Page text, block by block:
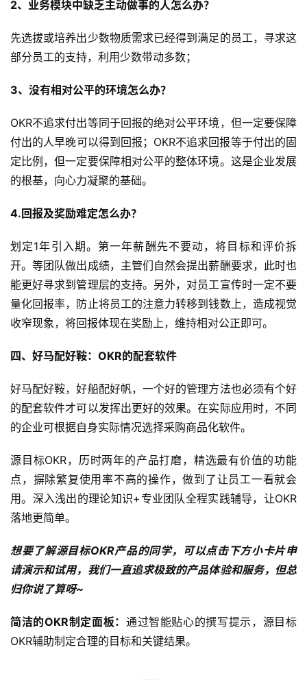
2、业务模块中缺乏主动做事的人怎么办？
先选拔或培养出少数物质需求已经得到满足的员工，寻求这
部分员工的支持，利用少数带动多数；
3、没有相对公平的环境怎么办？
OKR不追求付出等同于回报的绝对公平环境，但一定要保障
付出的人早晚可以得到回报；OKR不追求回报等于付出的固
定比例，但一定要保障相对公平的整体环境。这是企业发展
的根基，向心力凝聚的基础。
4.回报及奖励难定怎么办？
划定1年引入期。第一年薪酬先不要动，将目标和评价拆
开。等团队做出成绩，主管们自然会提出薪酬要求，此时也
能更好寻求到管理层的支持。另外，对员工宣传时一定不要
量化回报率，防止将员工的注意力转移到钱数上，造成视觉
收窄现象，将回报体现在奖励上，维持相对公正即可。
四、好马配好鞍：OKR的配套软件
好马配好鞍，好船配好帆，一个好的管理方法也必须有个好
的配套软件才可以发挥出更好的效果。在实际应用时，不同
的企业可根据自身实际情况选择采购商品化软件。
源目标OKR，历时两年的产品打磨，精选最有价值的功能
点，摒除繁复使用率不高的操作，做到了让员工一看就会
用。深入浅出的理论知识+专业团队全程实践辅导，让OKR
落地更简单。
想要了解源目标OKR产品的同学，可以点击下方小卡片申
请演示和试用，我们一直追求极致的产品体验和服务，但总
归你说了算呀~
简洁的OKR制定面板： 通过智能贴心的撰写提示，源目标
OKR辅助制定合理的目标和关键结果。